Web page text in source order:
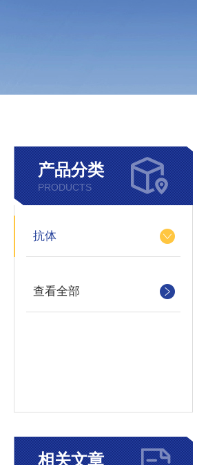
产品分类
PRODUCTS
抗体
查看全部
相关文章